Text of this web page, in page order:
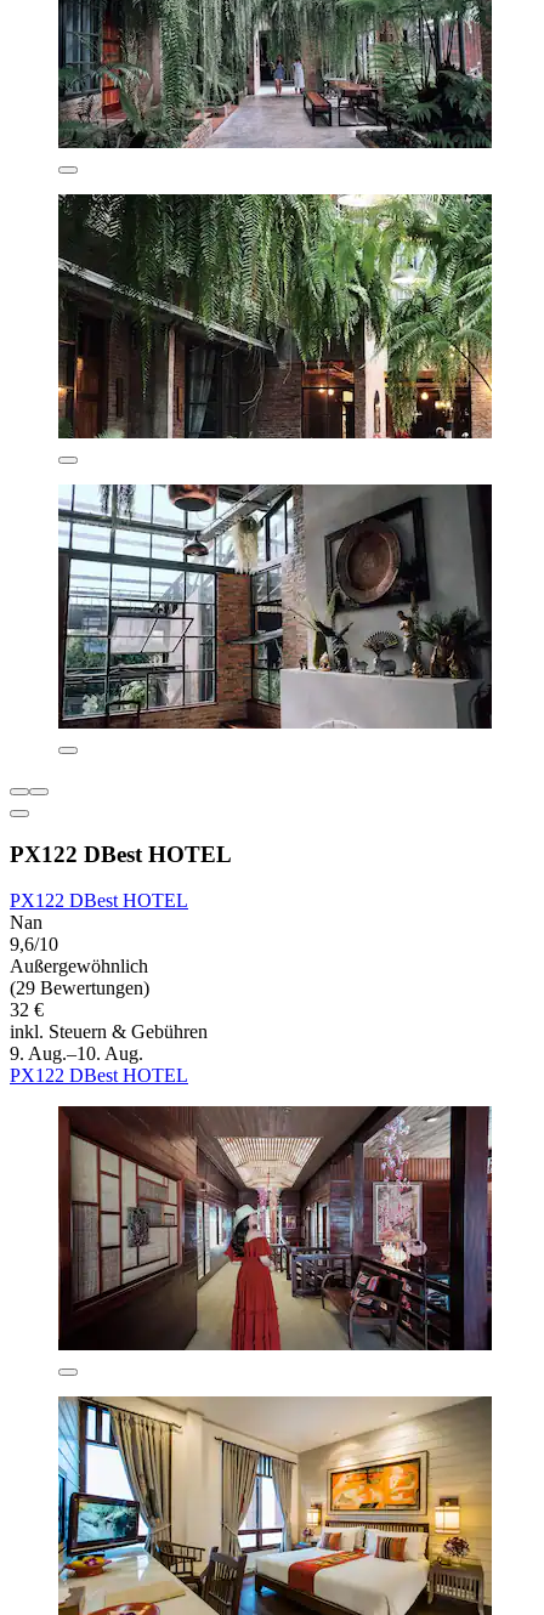
PX122 DBest HOTEL
PX122 DBest HOTEL
Nan
9,6/10
Außergewöhnlich
(29 Bewertungen)
32 €
inkl. Steuern & Gebühren
9. Aug.–10. Aug.
PX122 DBest HOTEL